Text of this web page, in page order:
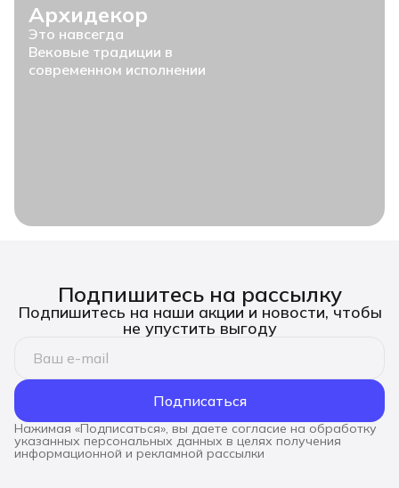
Архидекор
Это навсегда
Вековые традиции в
современном исполнении
Подпишитесь на рассылку
Подпишитесь на наши акции и новости, чтобы
не упустить выгоду
Подписаться
Нажимая «Подписаться», вы даете согласие на обработку
указанных персональных данных в целях получения
информационной и рекламной рассылки